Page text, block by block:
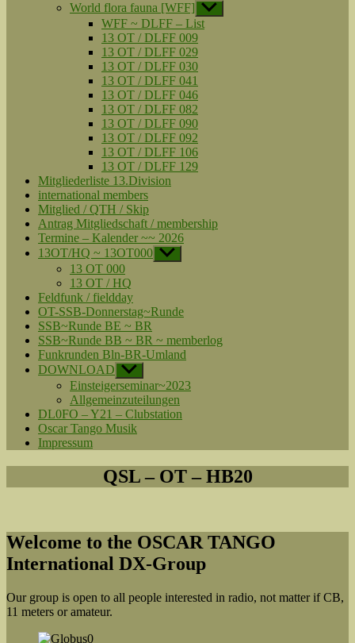
World flora fauna [WFF] Untermenü
anzeigen
WFF ~ DLFF – List
13 OT / DLFF 009
13 OT / DLFF 029
13 OT / DLFF 030
13 OT / DLFF 041
13 OT / DLFF 046
13 OT / DLFF 082
13 OT / DLFF 090
13 OT / DLFF 092
13 OT / DLFF 106
13 OT / DLFF 129
Mitgliederliste 13.Division
international members
Mitglied / QTH / Skip
Antrag Mitgliedschaft / membership
Termine – Kalender ~~ 2026
13OT/HQ ~ 13OT000 Untermenü
anzeigen
13 OT 000
13 OT / HQ
Feldfunk / fieldday
OT-SSB-Donnerstag~Runde
SSB~Runde BE ~ BR
SSB~Runde BB ~ BR ~ memberlog
Funkrunden Bln-BR-Umland
DOWNLOAD Untermenü
anzeigen
Einsteigerseminar~2023
Allgemeinzuteilungen
DL0FO – Y21 – Clubstation
Oscar Tango Musik
Impressum
QSL – OT – HB20
Welcome to the OSCAR TANGO
International DX-Group
Our group is open to all people interested in radio, not matter if CB,
11 meters or amateur.